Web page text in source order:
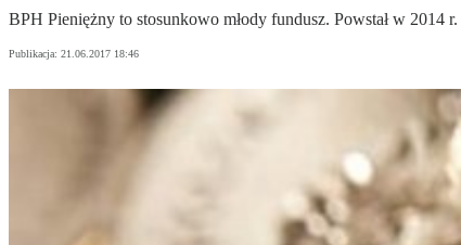
BPH Pieniężny to stosunkowo młody fundusz. Powstał w 2014
Publikacja: 21.06.2017 18:46